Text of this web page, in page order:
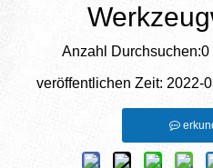
Anzahl Durchsuchen:0
veröffentlichen Zeit: